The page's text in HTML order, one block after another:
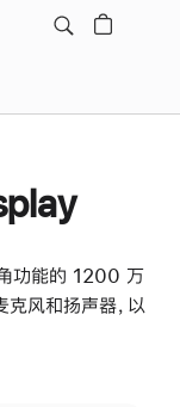
功能的 1200 万
风和扬声器，以